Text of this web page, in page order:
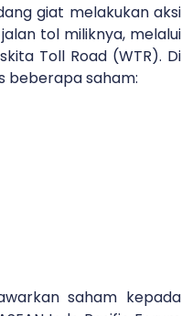
giat melakukan aksi
tol miliknya, melalui
Toll Road (WTR). Di
beberapa saham:
saham kepada